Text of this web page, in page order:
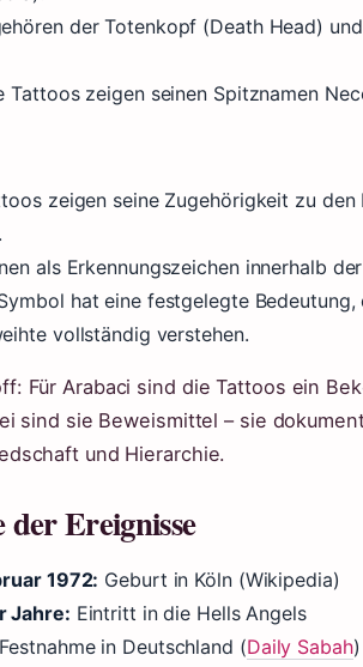
der Totenkopf (Death Head)
Tattoos zeigen seinen Spitznamen
zeigen seine Zugehörigkeit zu den
als Erkennungszeichen innerhalb
hat eine festgelegte Bedeutung,
vollständig verstehen.
Für Arabaci sind die Tattoos ein
sind sie Beweismittel – sie
und Hierarchie.
der Ereignisse
1972: Geburt in Köln (Wikipedia)
Jahre: Eintritt in die Hells Angels
Festnahme in Deutschland (Daily Sabah)